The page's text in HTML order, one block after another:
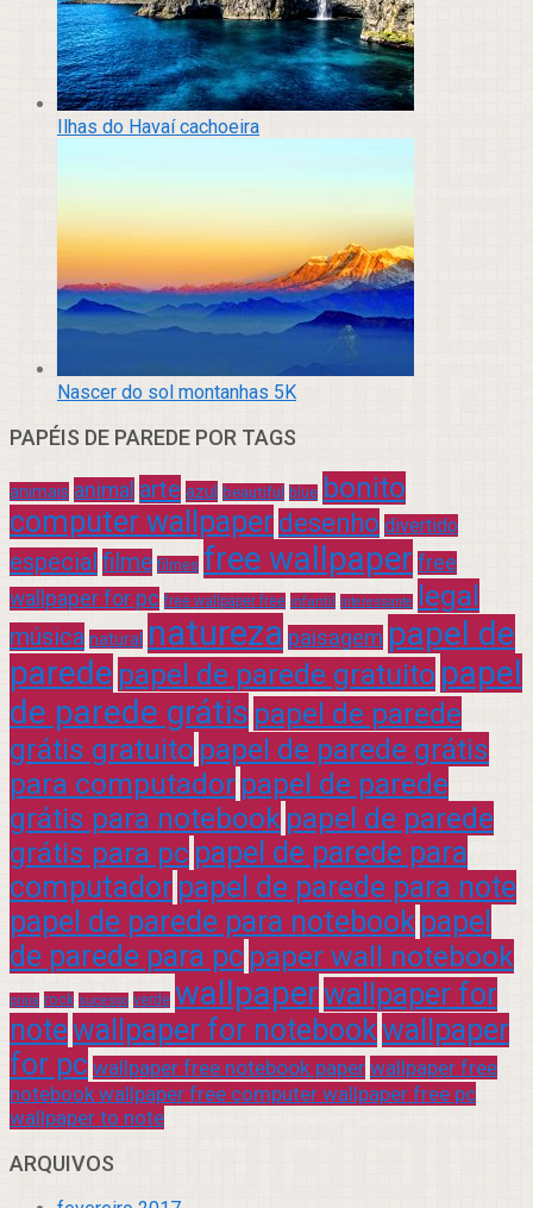
Ilhas do Havaí cachoeira
Nascer do sol montanhas 5K
PAPÉIS DE PAREDE POR TAGS
animais animal arte azul beautiful blue bonito
computer wallpaper desenho divertido
especial filme filmes free wallpaper free
wallpaper for pc free wallpaper free infantil interessante legal
música natural natureza paisagem papel de
parede papel de parede gratuito papel
de parede grátis papel de parede
grátis gratuito papel de parede grátis
para computador papel de parede
grátis para notebook papel de parede
grátis para pc papel de parede para
computador papel de parede para note
papel de parede para notebook papel
de parede para pc paper wall notebook
praia rock sucesso verde wallpaperwallpaper for
notewallpaper for notebookwallpaper
for pc wallpaper free notebook paper wallpaper free
notebook wallpaper free computer wallpaper free pc
wallpaper to note
ARQUIVOS